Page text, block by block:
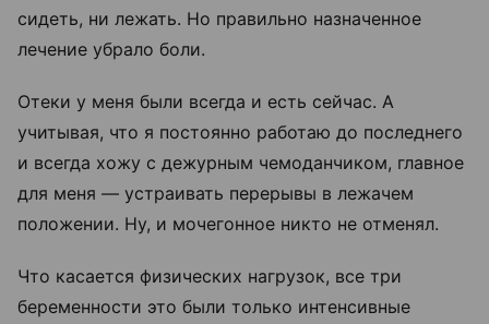
сидеть, ни лежать. Но правильно назначенное
лечение убрало боли.
Отеки у меня были всегда и есть сейчас. А
учитывая, что я постоянно работаю до последнего
и всегда хожу с дежурным чемоданчиком, главное
для меня — устраивать перерывы в лежачем
положении. Ну, и мочегонное никто не отменял.
Что касается физических нагрузок, все три
беременности это были только интенсивные